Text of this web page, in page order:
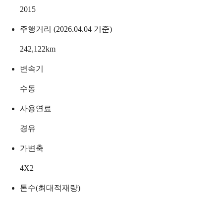
2015
주행거리 (2026.04.04 기준)
242,122km
변속기
수동
사용연료
경유
가변축
4X2
톤수(최대적재량)